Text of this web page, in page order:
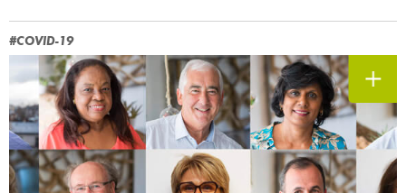
#COVID-19